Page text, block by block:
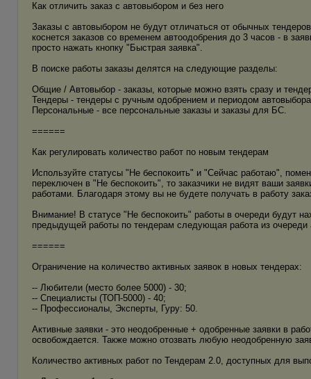
Как отличить заказ с автовыбором и без него
Заказы с автовыбором не будут отличаться от обычных
коснется заказов со временем автоодобрения до 3 часов - в
просто нажать кнопку "Быстрая заявка".
В поиске работы заказы делятся на следующие разделы:
Общие / Автовыбор - заказы, которые можно взять сразу и
Тендеры - тендеры с ручным одобрением и периодом
Персональные - все персональные заказы и заказы для БС.
======
Как регулировать количество работ по новым тендерам
Используйте статусы "Не беспокоить" и "Сейчас работаю",
переключен в "Не беспокоить", то заказчики не видят ваши
работами. Благодаря этому вы не будете получать в работу
Внимание! В статусе "Не беспокоить" работы в очереди будут
предыдущей работы по тендерам следующая работа из очереди
======
Ограничение на количество активных заявок в новых тендерах:
-- Любители (место более 5000) - 30;
-- Специалисты (ТОП-5000) - 40;
-- Профессионалы, Эксперты, Гуру: 50.
Активные заявки - это неодобренные + одобренные заявки в
освобождается. Также можно отозвать любую неодобренную
Количество активных работ по Тендерам 2.0, доступных для